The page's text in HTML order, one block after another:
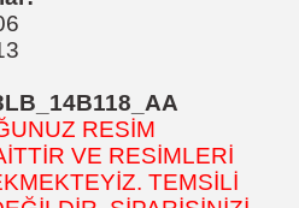
RESİM
VE RESİMLERİ
TEMSİLİ